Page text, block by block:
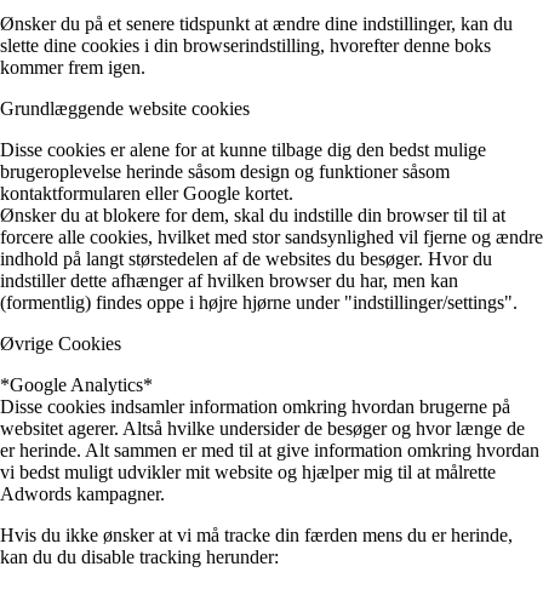
Ønsker du på et senere tidspunkt at ændre dine indstillinger, kan du
slette dine cookies i din browserindstilling, hvorefter denne boks
kommer frem igen.
Grundlæggende website cookies
Disse cookies er alene for at kunne tilbage dig den bedst mulige
brugeroplevelse herinde såsom design og funktioner såsom
kontaktformularen eller Google kortet.
Ønsker du at blokere for dem, skal du indstille din browser til til at
forcere alle cookies, hvilket med stor sandsynlighed vil fjerne og ændre
indhold på langt størstedelen af de websites du besøger. Hvor du
indstiller dette afhænger af hvilken browser du har, men kan
(formentlig) findes oppe i højre hjørne under "indstillinger/settings".
Øvrige Cookies
*Google Analytics*
Disse cookies indsamler information omkring hvordan brugerne på
websitet agerer. Altså hvilke undersider de besøger og hvor længe de
er herinde. Alt sammen er med til at give information omkring hvordan
vi bedst muligt udvikler mit website og hjælper mig til at målrette
Adwords kampagner.
Hvis du ikke ønsker at vi må tracke din færden mens du er herinde,
kan du du disable tracking herunder: